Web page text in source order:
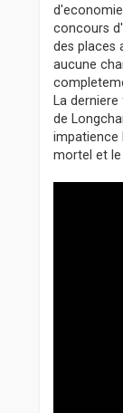
concours
des places
aucune
La
de
impatience
mortel et le